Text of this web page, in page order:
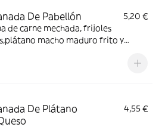
De Pabellón
5,20 €
de carne mechada, frijoles
macho maduro frito y
De Plátano
4,55 €